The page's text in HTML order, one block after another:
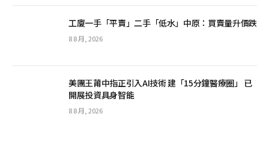
工廈一手「平賣」二手「低水」中原：買賣量升價跌
8 8 月, 2026
美團王莆中指正引入AI技術 建「15分鐘醫療圈」 已
開展投資具身智能
8 8 月, 2026